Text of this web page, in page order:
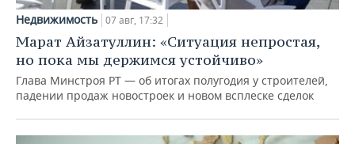
Недвижимость 07 авг, 17:32
Марат Айзатуллин: «Ситуация непростая,
но пока мы держимся устойчиво»
Глава Минстроя РТ — об итогах полугодия у строителей,
падении продаж новостроек и новом всплеске сделок